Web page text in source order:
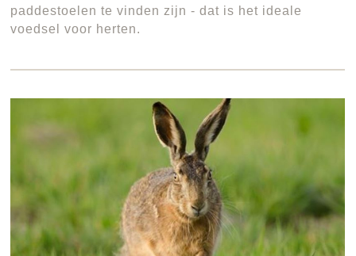
paddestoelen te vinden zijn - dat is het ideale
voedsel voor herten.